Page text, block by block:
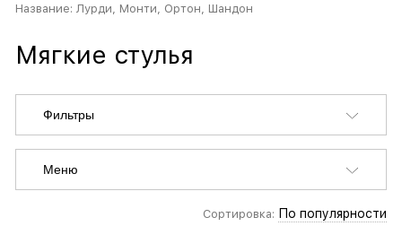
Название: Лурди, Монти, Ортон, Шандон
Мягкие стулья
Фильтры
Меню
Сортировка: По популярности